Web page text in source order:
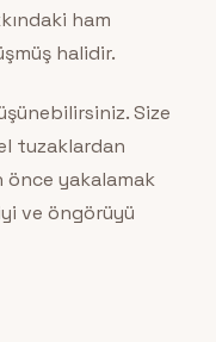
ham
halidir.
Size
tuzaklardan
önce yakalamak
ve öngörüyü